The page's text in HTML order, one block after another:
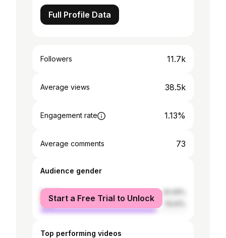
Full Profile Data
Followers 11.7k
Average views 38.5k
Engagement rate 1.13%
Average comments 73
Audience gender
female
male
Start a Free Trial to Unlock
Top performing videos